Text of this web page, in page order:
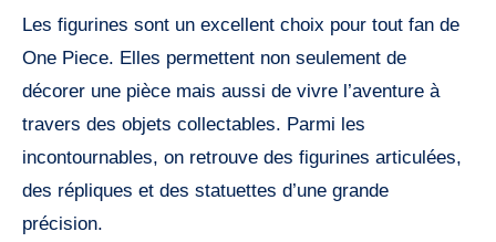
Les figurines sont un excellent choix pour tout fan de
One Piece. Elles permettent non seulement de
décorer une pièce mais aussi de vivre l’aventure à
travers des objets collectables. Parmi les
incontournables, on retrouve des figurines articulées,
des répliques et des statuettes d’une grande
précision.